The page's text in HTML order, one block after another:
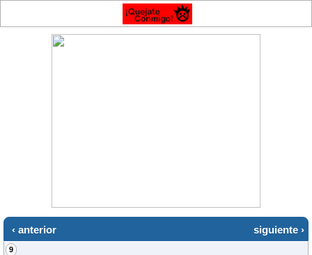
‹ anterior siguiente ›
9